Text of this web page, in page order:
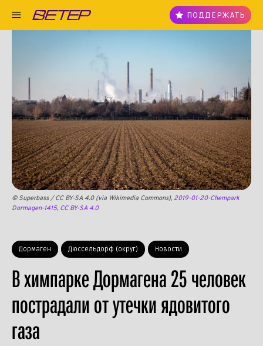
ПОДДЕРЖАТЬ
Дормаген Дюссельдорф (округ) Новости
В химпарке Дормагена 25 человек
пострадали от утечки ядовитого
газа
© Superbass / CC BY-SA 4.0 (via Wikimedia Commons), 2019-01-20-Chempark
Dormagen-1415, CC BY-SA 4.0